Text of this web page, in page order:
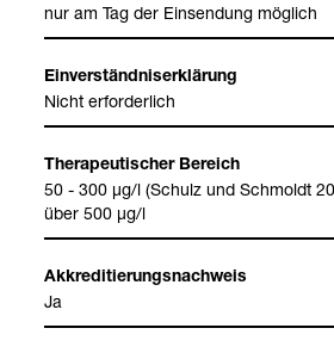
nur am Tag der Ein­sen­dung mög­lich
Ein­ver­ständ­nis­er­klä­rung
Nicht erfor­der­lich
The­ra­peu­ti­scher Bereich
50 - 300 µg/l (Schulz und Schmoldt
über 500 µg/l
Akkre­di­tie­rungs­nach­weis
Ja